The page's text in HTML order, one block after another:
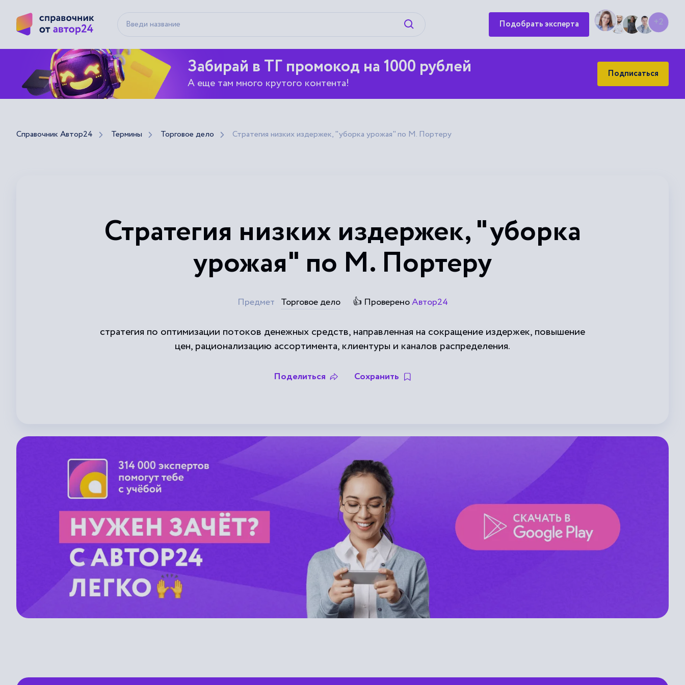
Искать Подобрать эксперта +2
Забирай в ТГ промокод на 1000 рублей
А еще там много крутого контента!
Подписаться
Справочник Автор24 Термины Торговое дело Стратегия низких издержек, "уборка урожая" по М. Портеру
Стратегия низких издержек, "уборка
урожая" по М. Портеру
Предмет Торговое дело 👍 ПровереноАвтор24
стратегия по оптимизации потоков денежных средств, направленная на сокращение издержек, повышение
цен, рационализацию ассортимента, клиентуры и каналов распределения.
Поделиться Сохранить